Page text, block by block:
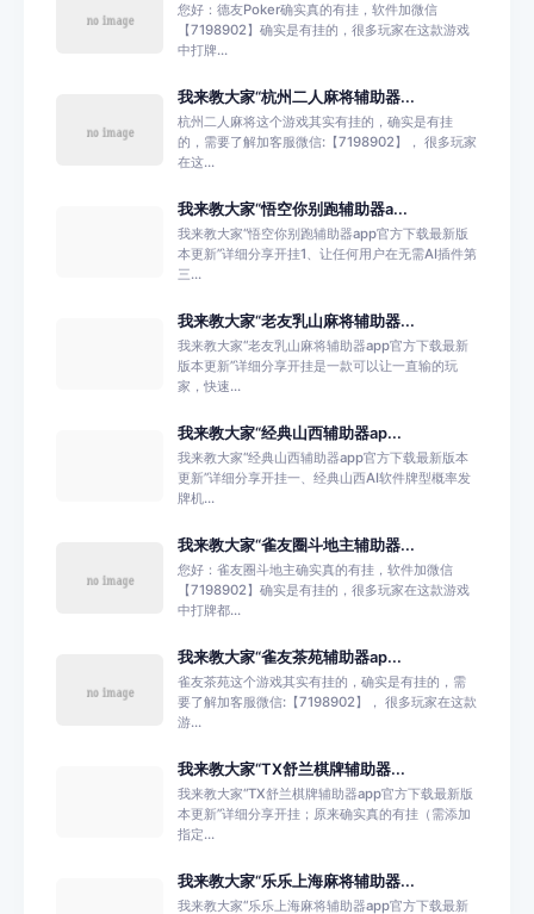
您好：德友Poker确实真的有挂，软件加微信
【7198902】确实是有挂的，很多玩家在这款游戏
中打牌...
我来教大家“杭州二人麻将辅助器...
杭州二人麻将这个游戏其实有挂的，确实是有挂
的，需要了解加客服微信:【7198902】， 很多玩家
在这...
我来教大家“悟空你别跑辅助器a...
我来教大家“悟空你别跑辅助器app官方下载最新版
本更新”详细分享开挂1、让任何用户在无需AI插件第
三...
我来教大家“老友乳山麻将辅助器...
我来教大家“老友乳山麻将辅助器app官方下载最新
版本更新”详细分享开挂是一款可以让一直输的玩
家，快速...
我来教大家“经典山西辅助器ap...
我来教大家“经典山西辅助器app官方下载最新版本
更新”详细分享开挂一、经典山西AI软件牌型概率发
牌机...
我来教大家“雀友圈斗地主辅助器...
您好：雀友圈斗地主确实真的有挂，软件加微信
【7198902】确实是有挂的，很多玩家在这款游戏
中打牌都...
我来教大家“雀友茶苑辅助器ap...
雀友茶苑这个游戏其实有挂的，确实是有挂的，需
要了解加客服微信:【7198902】， 很多玩家在这款
游...
我来教大家“TX舒兰棋牌辅助器...
我来教大家“TX舒兰棋牌辅助器app官方下载最新版
本更新”详细分享开挂；原来确实真的有挂（需添加
指定...
我来教大家“乐乐上海麻将辅助器...
我来教大家“乐乐上海麻将辅助器app官方下载最新